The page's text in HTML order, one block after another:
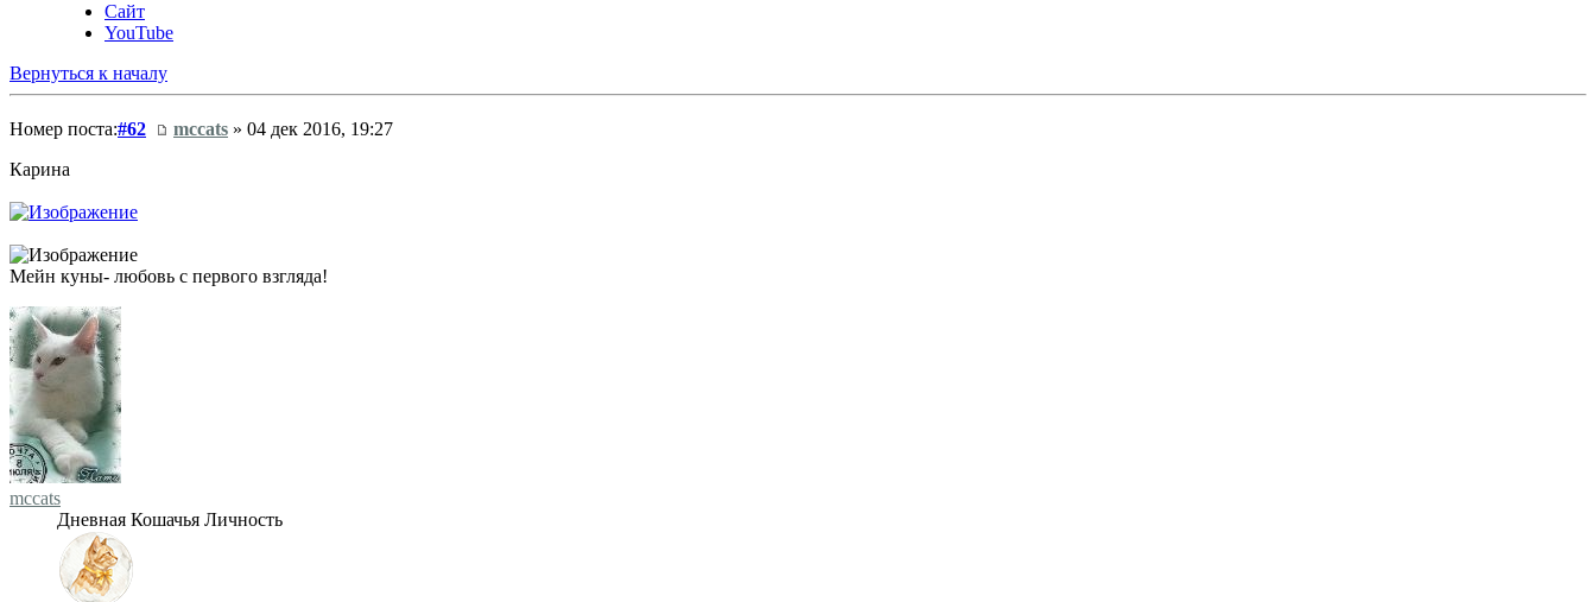
Сайт
YouTube
Вернуться к началу
Номер поста:#62 mccats » 04 дек 2016, 19:27
Карина
Мейн куны- любовь с первого взгляда!
mccats
Дневная Кошачья Личность